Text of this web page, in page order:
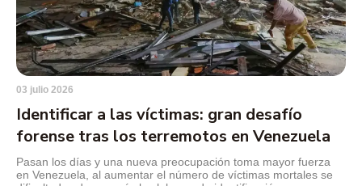
03 julio 2026
Identificar a las víctimas: gran desafío
forense tras los terremotos en Venezuela
Pasan los días y una nueva preocupación toma mayor fuerza
en Venezuela, al aumentar el número de víctimas mortales se